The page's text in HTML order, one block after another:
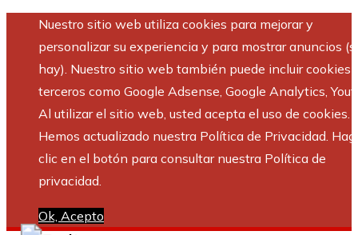
Nuestro sitio web utiliza cookies para mejorar y
personalizar su experiencia y para mostrar anuncios
hay). Nuestro sitio web también puede incluir cookies
terceros como Google Adsense, Google Analytics,
Al utilizar el sitio web, usted acepta el uso de cookies.
Hemos actualizado nuestra Política de Privacidad.
clic en el botón para consultar nuestra Política de
privacidad.
Ok, Acepto